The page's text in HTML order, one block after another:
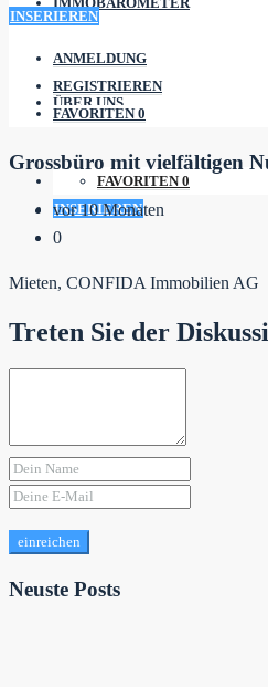
ÜBER UNS
FAVORITEN 0
INSERIEREN
INSERIEREN
ANMELDUNG
REGISTRIEREN
FAVORITEN 0
Grossbüro mit vielfältigen
vor 10 Monaten
0
Mieten, CONFIDA Immobilien AG
Treten Sie der
einreichen
Neuste Posts